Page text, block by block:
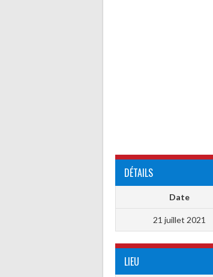
DÉTAILS
Date
21 juillet 2021
LIEU